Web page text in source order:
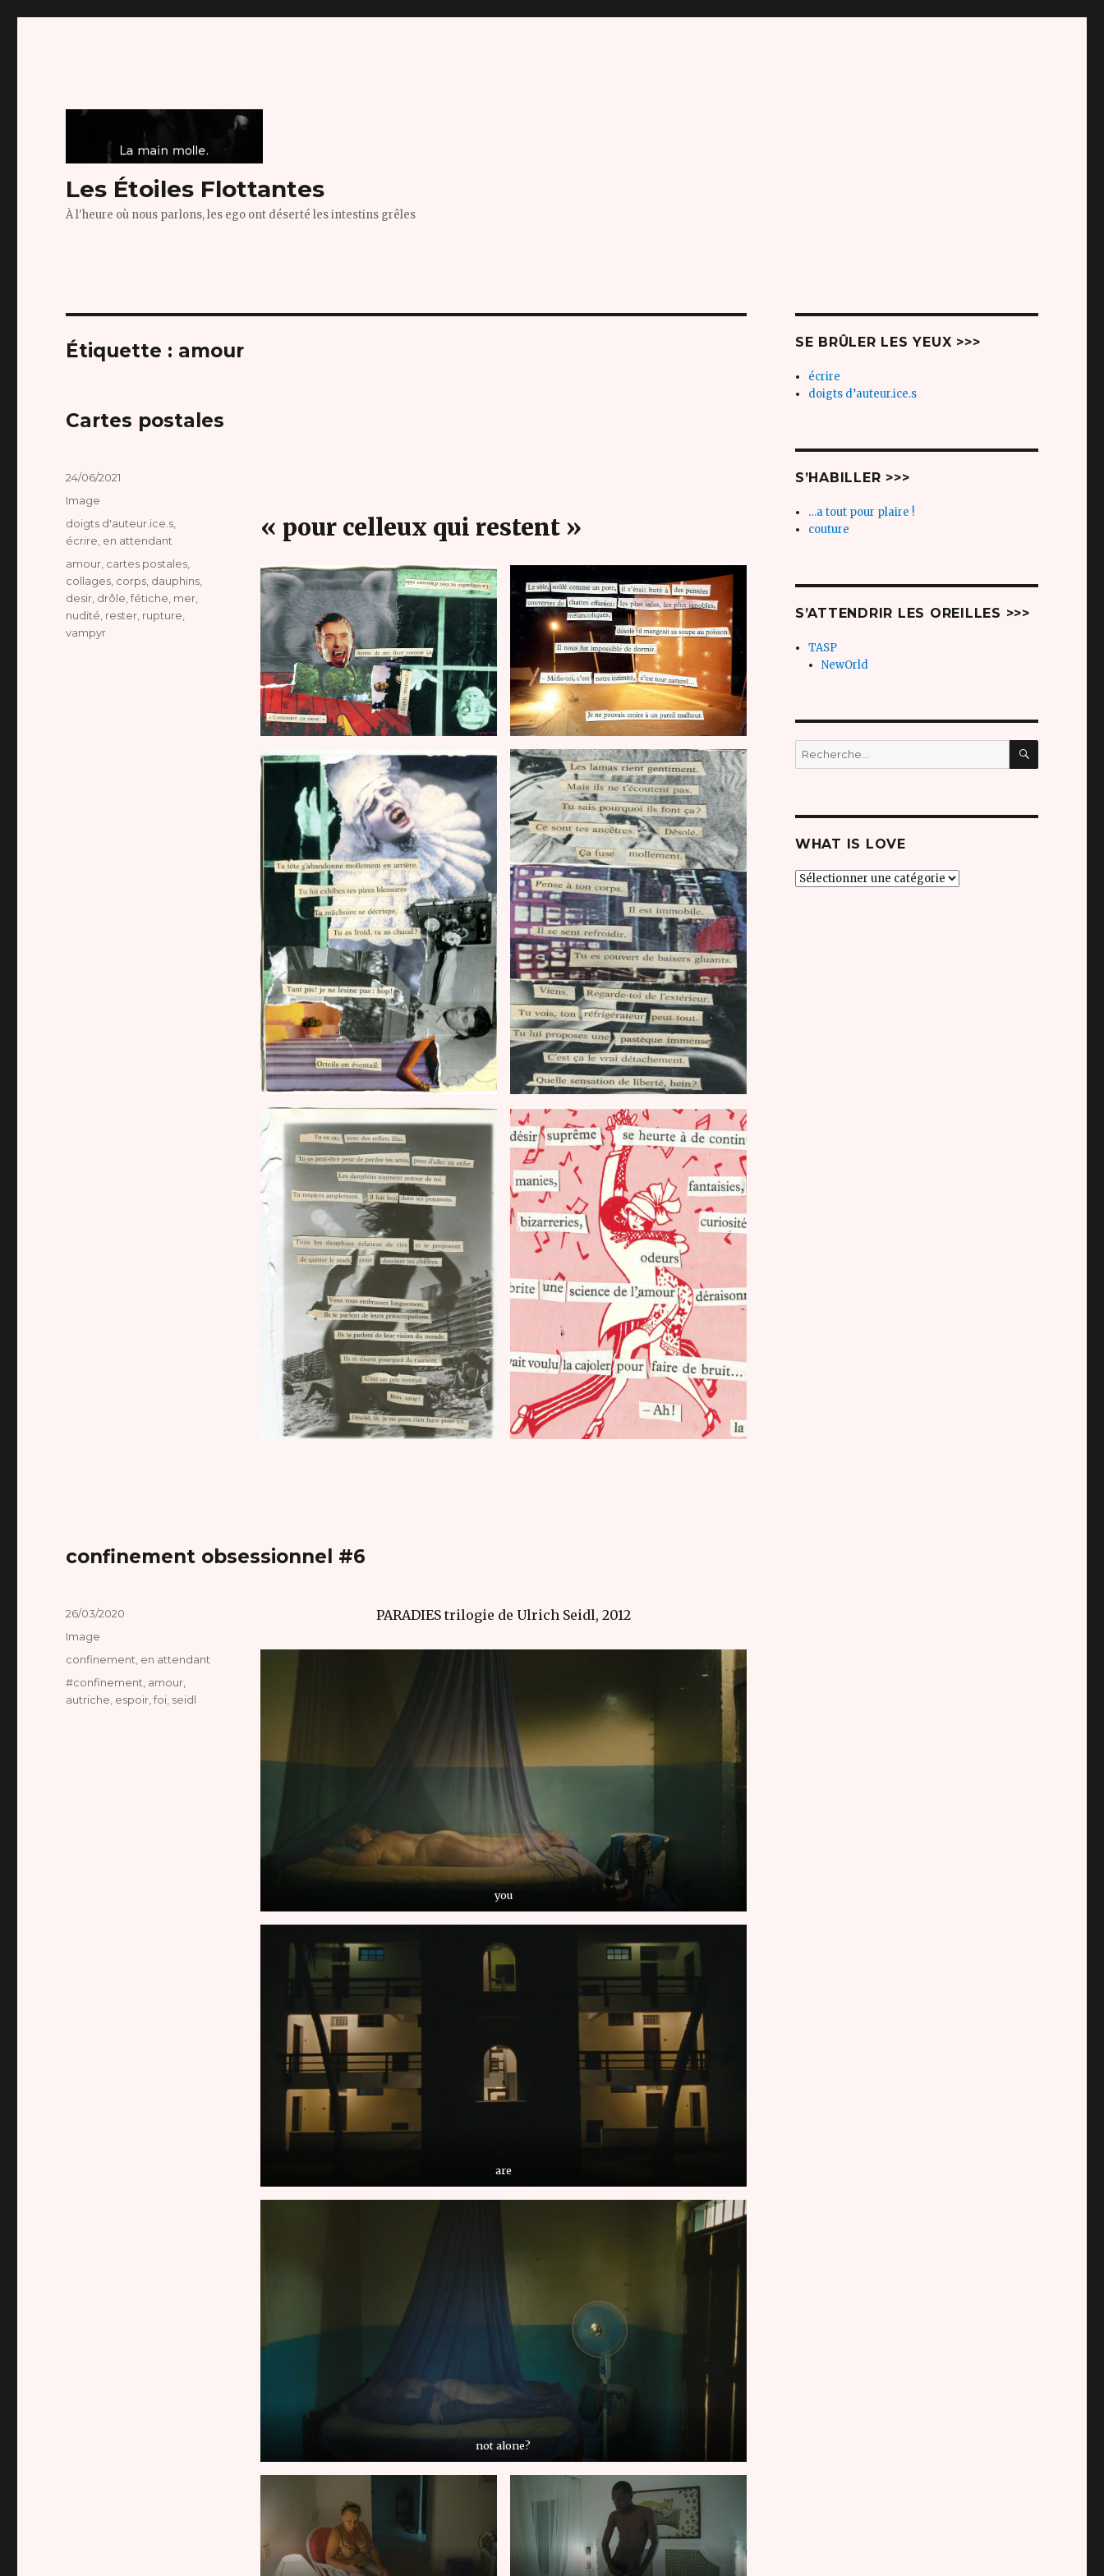
Les Étoiles Flottantes
À l'heure où nous parlons, les ego ont déserté les intestins grêles
Étiquette : amour
Cartes postales
« pour celleux qui restent »
Publié
24/06/2021
Format
Image
Catégories
doigts d'auteur.ice.s
écrire en attendant
Étiquettes
amour cartes postales
collages corps dauphins
desir drôle ,fétiche mer
nudité rester rupture
vampyr
confinement obsessionnel #6
PARADIES trilogie de Ulrich Seidl, 2012
you
are
not alone?
Publié
26/03/2020
Format
Image
Catégories
confinement en attendant
Étiquettes
#confinement amour
autriche espoir ,foi seidl
SE BRÛLER LES YEUX >>>
écrire
doigts d’auteur.ice.s
S’HABILLER >>>
…a tout pour plaire !
couture
S’ATTENDRIR LES OREILLES >>>
TASP
NewOrld
Recherche
pour
WHAT IS LOVE
what